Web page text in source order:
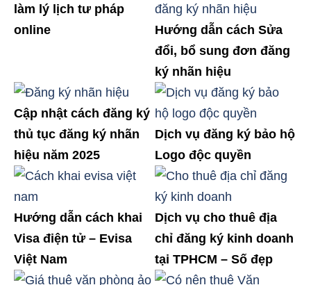
làm lý lịch tư pháp
online
Hướng dẫn cách Sửa
đổi, bổ sung đơn đăng
ký nhãn hiệu
Cập nhật cách đăng ký
thủ tục đăng ký nhãn
hiệu năm 2025
Dịch vụ đăng ký bảo hộ
Logo độc quyền
Hướng dẫn cách khai
Visa điện tử – Evisa
Việt Nam
Dịch vụ cho thuê địa
chỉ đăng ký kinh doanh
tại TPHCM – Số đẹp